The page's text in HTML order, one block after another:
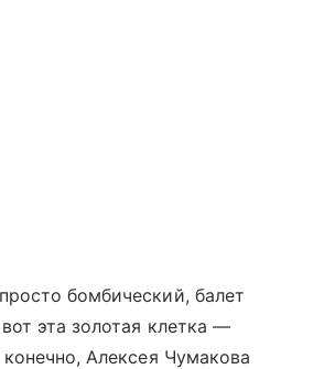
бомбический, балет
эта золотая клетка —
Алексея Чумакова